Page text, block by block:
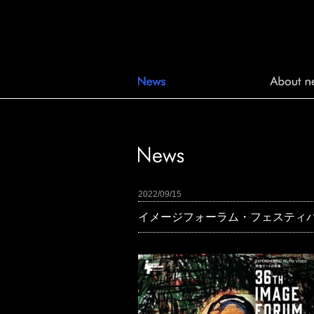
2022/09/15
イメージフォーラム・フェスティ